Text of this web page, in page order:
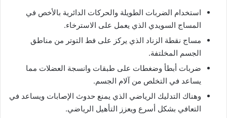
استخدام الضربات الطويلة والحركات الدائرية بالأخص في
المساج السويدي الذي يعمل على الاسترخاء.
مساج نقطة الزناد الذي يركز على فط التوتر من مناطق
الجسم المخلتفة.
ضربات أبطأ وضغطات على طبقات وانسجة العضلات مما
يساعد في التخلص من آلام الجسم.
وهناك التدليك الرياضي الذي يمنع حدوث الإصابات ويساعد في
التعافي بشكل أسرع ويعزز التأهيل الرياضي.